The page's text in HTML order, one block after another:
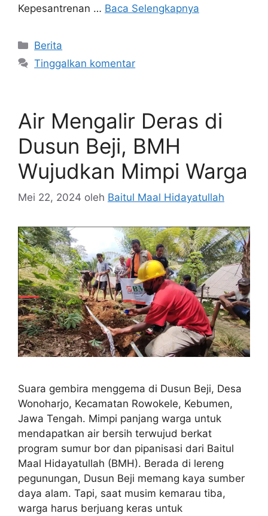
Kepesantrenan … Baca Selengkapnya
Kategori
Berita
Tinggalkan komentar
Air Mengalir Deras di
Dusun Beji, BMH
Wujudkan Mimpi Warga
Mei 22, 2024 oleh Baitul Maal Hidayatullah
Suara gembira menggema di Dusun Beji, Desa
Wonoharjo, Kecamatan Rowokele, Kebumen,
Jawa Tengah. Mimpi panjang warga untuk
mendapatkan air bersih terwujud berkat
program sumur bor dan pipanisasi dari Baitul
Maal Hidayatullah (BMH). Berada di lereng
pegunungan, Dusun Beji memang kaya sumber
daya alam. Tapi, saat musim kemarau tiba,
warga harus berjuang keras untuk